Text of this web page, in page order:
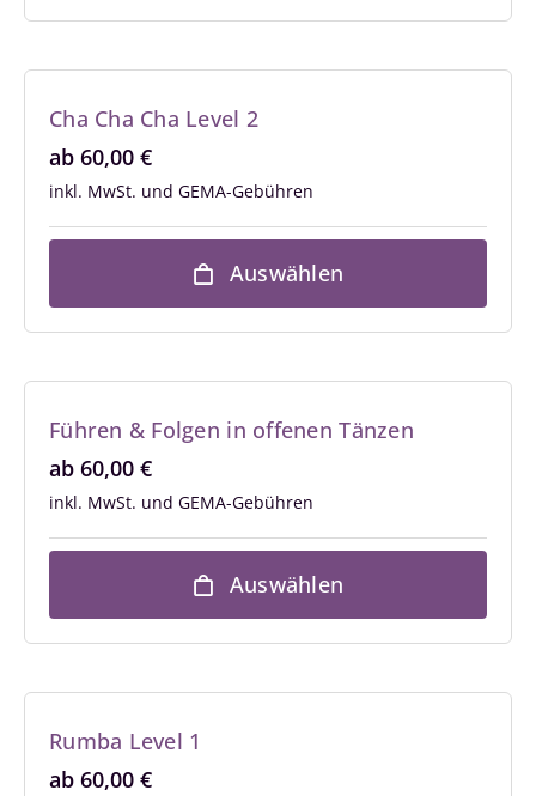
Cha Cha Cha Level 2
ab 60,00 €
inkl. MwSt.
Auswählen
Führen & Folgen in offenen Tänzen
ab 60,00 €
inkl. MwSt.
Auswählen
Rumba Level 1
ab 60,00 €